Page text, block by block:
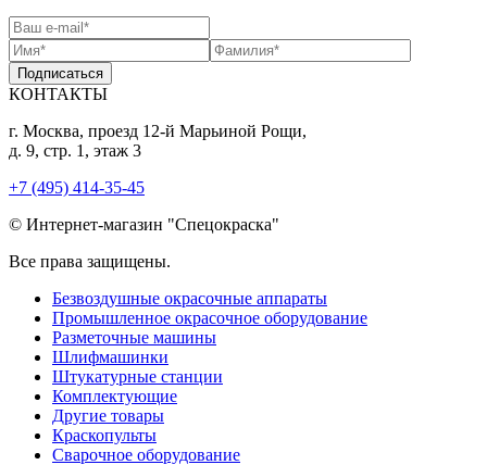
Подписаться
КОНТАКТЫ
г. Москва, проезд 12-й Марьиной Рощи,
д. 9, стр. 1, этаж 3
+7 (495) 414-35-45
© Интернет-магазин "Спецокраска"
Все права защищены.
Безвоздушные окрасочные аппараты
Промышленное окрасочное оборудование
Разметочные машины
Шлифмашинки
Штукатурные станции
Комплектующие
Другие товары
Краскопульты
Сварочное оборудование